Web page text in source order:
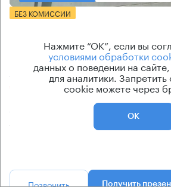
БЕЗ КОМИССИИ
Нащокинский 7
Москва, Нащокинский переулок,
Боровицкая → 1.17 км ~12 мин
Позвонить Получить
Нажмите “ОК”, если вы
условиями обработки
данных о поведении на
для аналитики.
cookie можете через
ОК